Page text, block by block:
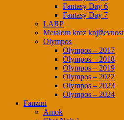
Fantasy Day 6
Fantasy Day 7
LARP
Metalom kroz književnost
Olympos
Olympos – 2017
Olympos – 2018
Olympos – 2019
Olympos – 2022
Olympos – 2023
Olympos – 2024
Fanzini
Amok